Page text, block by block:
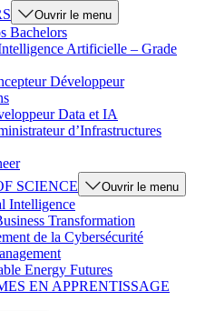
Ouvrir le menu
Bachelors
Artificielle – Grade
Développeur
Data et IA
d’Infrastructures
SCIENCE
Ouvrir le menu
Intelligence
Transformation
de la Cybersécurité
Energy Futures
EN APPRENTISSAGE